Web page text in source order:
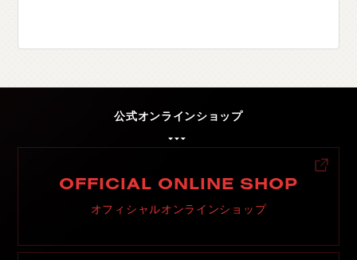
公式オンラインショップ
OFFICIAL ONLINE SHOP
オフィシャルオンラインショップ